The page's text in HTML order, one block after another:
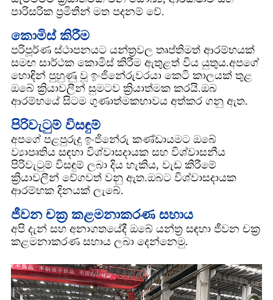
පාරිසරික ප්‍රමිතීන් මත පදනම් වේ.
කොමිස් කිරීම
පරිපූර්ණ ස්ථාපනයට යන්ත්‍රවල තෘප්තිමත් ආරම්භයක්
සමඟ සාර්ථක කොමිස් කිරීම ඇතුළත් විය යුතුය.අපගේ
හොඳින් පුහුණු වූ ඉංජිනේරුවරයා කෙටි කාලයක් තුළ
ඔබේ ක්‍රියාවලීන් සුමටව ක්‍රියාත්මක කරයි.ඔබ
ආරම්භයේ සිටම ගුණාත්මකභාවය අත්කර ගනු ඇත.
පිරිවැටුම් විසඳුම්
අපගේ පළපුරුදු ඉංජිනේරු කණ්ඩායමට ඔබේ
ව්‍යාපෘතිය සඳහා විශ්වාසදායක සහ විශ්වාසනීය
පිරිවැටුම් විසඳුම් ලබා දිය හැකිය, වැඩ කිරීමේ
ක්‍රියාවලීන් වේගවත් වනු ඇත.ඔබට විශ්වාසදායක
ආරම්භක දිනයක් ලැබේ.
ජීවන චක්‍ර කළමනාකරණ සහාය
අපි දැන් සහ අනාගතයේදී ඔබේ යන්ත්‍ර සඳහා ජීවන චක්‍ර
කළමනාකරණ සහාය ලබා දෙන්නෙමු.